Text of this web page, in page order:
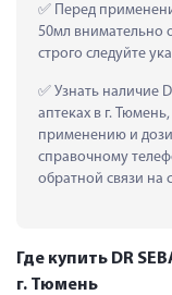
Перед
50мл внимательно
строго следуйте
Узнать наличие
аптеках в г.
применению и
справочному
обратной связи на
Где купить DR
г. Тюмень